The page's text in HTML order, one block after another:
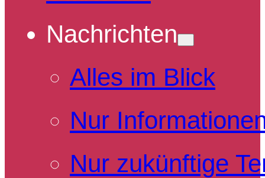
Nachrichten
Alles im Blick
Nur
Nur zukünftige